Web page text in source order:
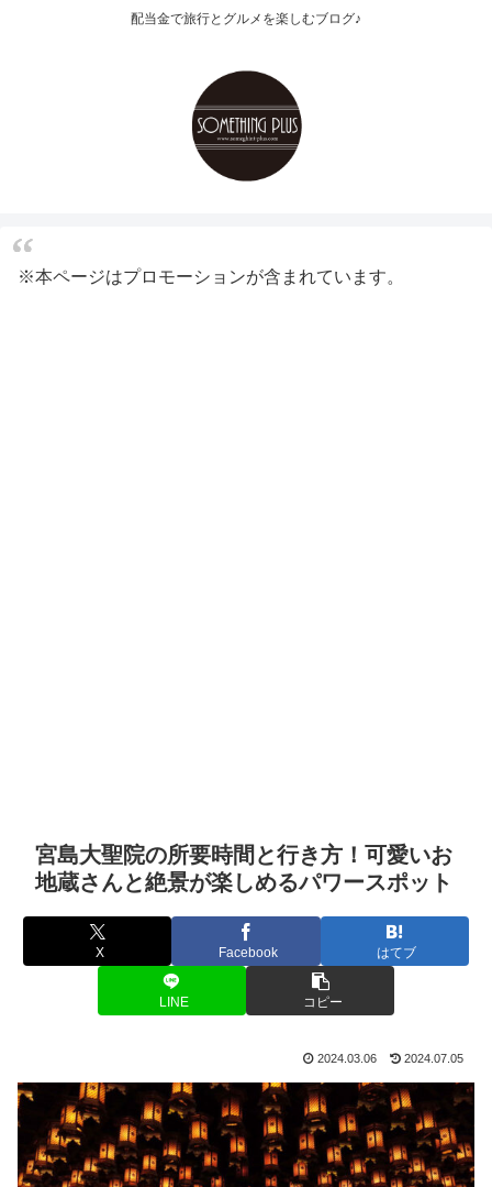
配当金で旅行とグルメを楽しむブログ♪
※本ページはプロモーションが含まれています。
宮島大聖院の所要時間と行き方！可愛いお
地蔵さんと絶景が楽しめるパワースポット
X Facebook はてブ
LINE コピー
2024.03.06 2024.07.05